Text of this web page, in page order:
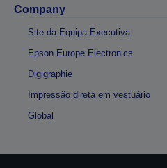
Company
Site da Equipa Executiva
Epson Europe Electronics
Digigraphie
Impressão direta em vestuário
Global